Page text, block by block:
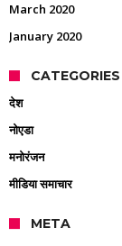
March 2020
January 2020
CATEGORIES
देश
नोएडा
मनोरंजन
मीडिया समाचार
META